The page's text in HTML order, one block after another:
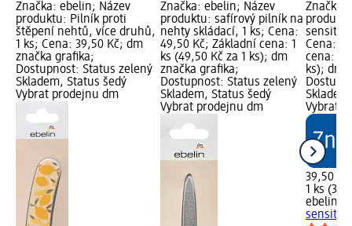
Značka: ebelin; Název
produktu: Pilník proti
štěpení nehtů, více druhů,
1 ks; Cena: 39,50 Kč; dm
značka grafika;
Dostupnost: Status zelený
Skladem, Status šedý
Vybrat prodejnu dm
Značka: ebelin; Název
produktu: safírový pilník na
nehty skládací, 1 ks; Cena:
49,50 Kč; Základní cena: 1
ks (49,50 Kč za 1 ks); dm
značka grafika;
Dostupnost: Status zelený
Skladem, Status šedý
Vybrat prodejnu dm
Značka:
sensitiv,
Cena:
cena: 1
ks); dm
Vybrat
39,50 Kč
1 ks
ebelin
sensitiv,